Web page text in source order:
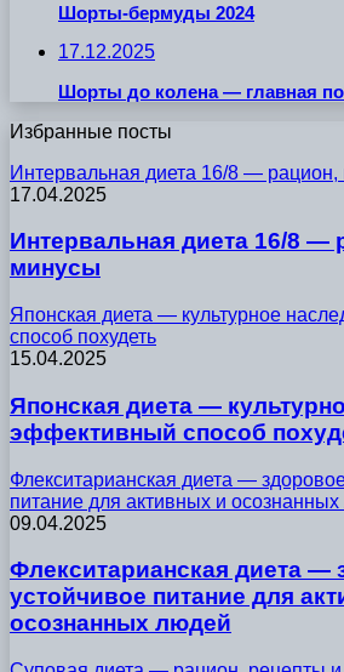
Шорты-бермуды 2024
17.12.2025
Шорты до колена — главная
Избранные посты
Интервальная диета 16/8 —
17.04.2025
Интервальная диета 16/8 —
минусы
Японская диета — культурное
способ похудеть
15.04.2025
Японская диета —
эффективный способ
Флекситарианская диета —
питание для активных и
09.04.2025
Флекситарианская диета —
устойчивое питание для
осознанных людей